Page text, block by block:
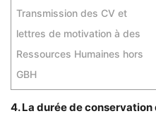
Transmission des CV et
lettres de motivation à des
Ressources Humaines hors
GBH
4. La durée de conservation